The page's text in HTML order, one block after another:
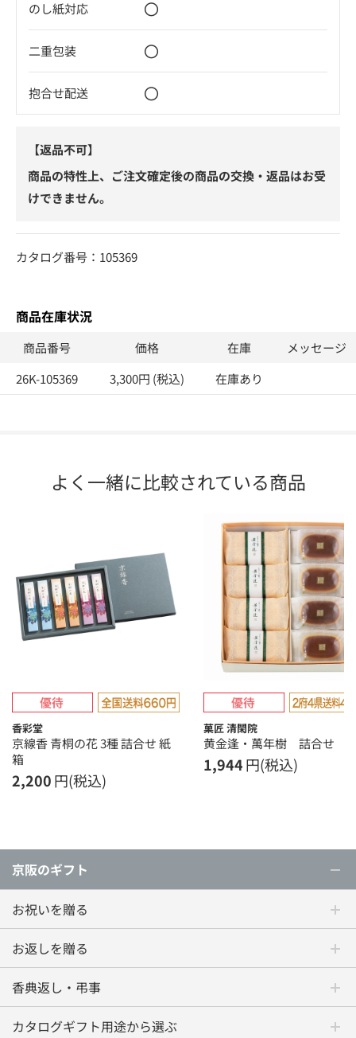
のし紙対応 〇
二重包装 〇
抱合せ配送 〇
【返品不可】
商品の特性上、ご注文確定後の商品の交換・返品はお受
けできません。
カタログ番号：105369
商品在庫状況
商品番号 価格 在庫
メッセージ
26K-105369
3,300円 (税込) 在庫あり
よく一緒に比較されている商品
香彩堂
京線香 青桐の花 3種 詰合せ 紙
箱
2,200円(税込)
菓匠 清閑院
黄金逢・萬年樹 詰合せ
1,944円(税込)
京阪のギフト
お祝いを贈る
お返しを贈る
香典返し・弔事
カタログギフト用途から選ぶ